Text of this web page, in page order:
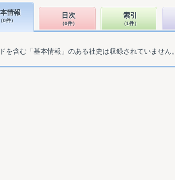
情報
（0件）
目次
（0件）
索引
（1件）
を含む「基本情報」のある社史は収録されていません。